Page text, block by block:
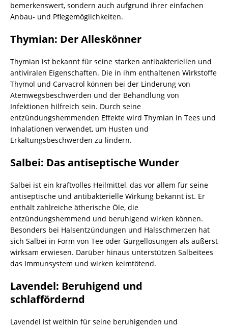
bemerkenswert, sondern auch aufgrund ihrer einfachen
Anbau- und Pflegemöglichkeiten.
Thymian: Der Alleskönner
Thymian ist bekannt für seine starken antibakteriellen und
antiviralen Eigenschaften. Die in ihm enthaltenen Wirkstoffe
Thymol und Carvacrol können bei der Linderung von
Atemwegsbeschwerden und der Behandlung von
Infektionen hilfreich sein. Durch seine
entzündungshemmenden Effekte wird Thymian in Tees und
Inhalationen verwendet, um Husten und
Erkältungsbeschwerden zu lindern.
Salbei: Das antiseptische Wunder
Salbei ist ein kraftvolles Heilmittel, das vor allem für seine
antiseptische und antibakterielle Wirkung bekannt ist. Er
enthält zahlreiche ätherische Öle, die
entzündungshemmend und beruhigend wirken können.
Besonders bei Halsentzündungen und Halsschmerzen hat
sich Salbei in Form von Tee oder Gurgellösungen als äußerst
wirksam erwiesen. Darüber hinaus unterstützen Salbeitees
das Immunsystem und wirken keimtötend.
Lavendel: Beruhigend und
schlaffördernd
Lavendel ist weithin für seine beruhigenden und